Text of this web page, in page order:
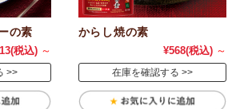
の素
(税込) ～
からし焼の素
¥568(税込) ～
在庫を確認する